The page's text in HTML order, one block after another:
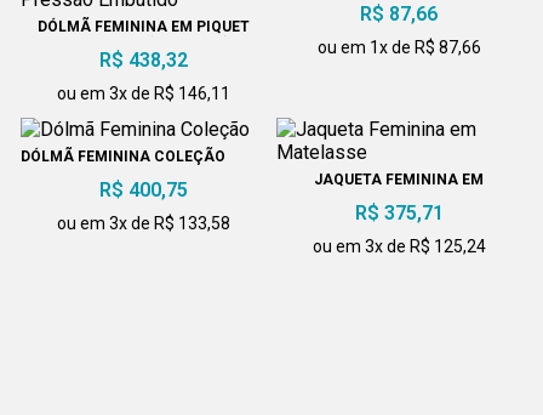
DÓLMÃ FEMININA EM PIQUET
EMBUTIDO
R$ 438,32
ou em 3x de R$ 146,11
R$ 87,66
ou em 1x de R$ 87,66
DÓLMÃ FEMININA COLEÇÃO
R$ 400,75
ou em 3x de R$ 133,58
JAQUETA FEMININA EM
R$ 375,71
ou em 3x de R$ 125,24